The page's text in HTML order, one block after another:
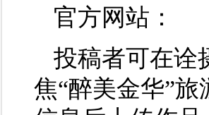
官方网站：
投稿者可在诠
焦“醉美金华”